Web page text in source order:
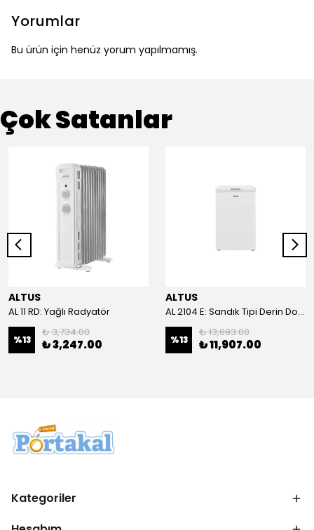
Yorumlar
Bu ürün için henüz yorum yapılmamış.
Çok Satanlar
ALTUS
AL 11 RD: Yağlı Radyatör
%13
₺ 3,734.00
₺ 3,247.00
ALTUS
AL 2104 E: Sandık Tipi Derin Dondurucu
%13
₺ 13,693.00
₺ 11,907.00
Kategoriler